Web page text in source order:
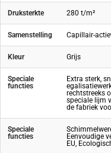
Druksterkte 280 t/m²
Samenstelling Capillair-
Kleur Grijs
Speciale
functies
Extra sterk,
rechtstreeks
speciale lijm
de fabriek
Speciale
functies
Eenvoudige
EU,